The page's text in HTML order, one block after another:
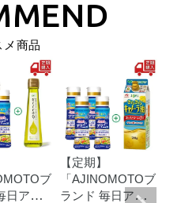
メ商品
ブ
日アマ
【定期】
「AJINOMOTOブ
ランド毎日アマ